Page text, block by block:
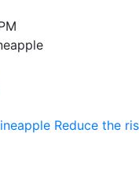
Reduce the